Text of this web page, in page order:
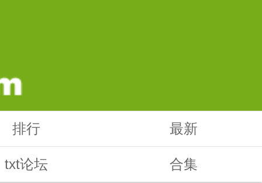
排行 最新
txt论坛 合集